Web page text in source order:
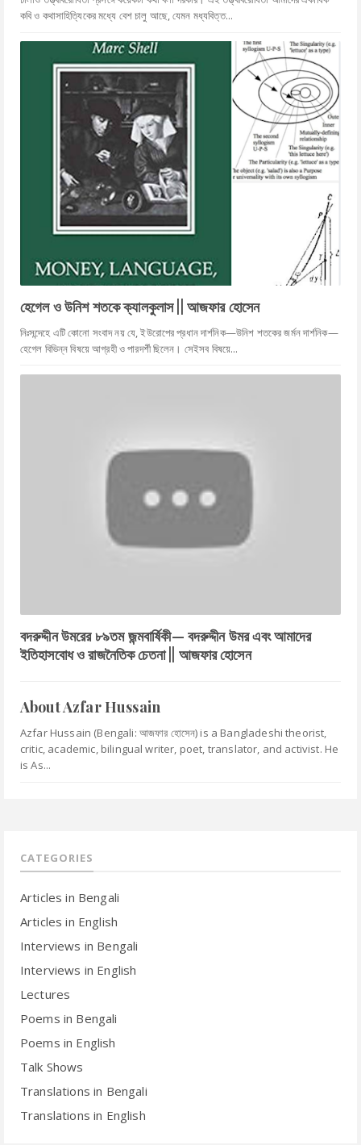
কবি ও কথাসাহিত্যিকের মধ্যে বেশ চালু আছে, যেমন মধ্যবিত্ত...
হেগেল ও উনিশ শতকে ক্যালকুলাস || আজফার হোসেন
নিঃসন্দেহে এটি কোনো সংবাদ নয় যে, ইউরোপের প্রধান দার্শনিক—উনিশ শতকের জর্মন দার্শনিক—
হেগেল বিভিন্ন বিষয়ে আগ্রহী ও পারদর্শী ছিলেন। সেইসব বিষয়ে...
বদরুদ্দীন উমরের ৮৯তম জন্মবার্ষিকী— বদরুদ্দীন উমর এবং আমাদের
ইতিহাসবোধ ও রাজনৈতিক চেতনা || আজফার হোসেন
About Azfar Hussain
Azfar Hussain (Bengali: আজফার হোসেন) is a Bangladeshi theorist,
critic, academic, bilingual writer, poet, translator, and activist. He
is As...
CATEGORIES
Articles in Bengali
Articles in English
Interviews in Bengali
Interviews in English
Lectures
Poems in Bengali
Poems in English
Talk Shows
Translations in Bengali
Translations in English